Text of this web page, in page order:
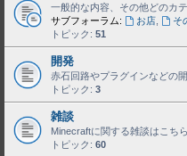
一般的な内容、その他どのカ
サブフォーラム:
お店,
そ
トピック: 51
開発
赤石回路やプラグインなどの
トピック: 3
雑談
Minecraftに関する雑談はこち
トピック: 60